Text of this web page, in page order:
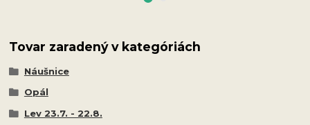
Tovar zaradený v kategóriách
Náušnice
Opál
Lev 23.7. - 22.8.